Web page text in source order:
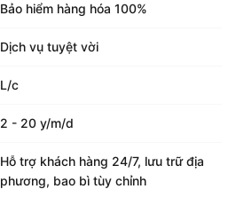
Bảo hiểm hàng hóa 100%
Dịch vụ tuyệt vời
L/c
2 - 20 y/m/d
Hỗ trợ khách hàng 24/7, lưu trữ địa
phương, bao bì tùy chỉnh